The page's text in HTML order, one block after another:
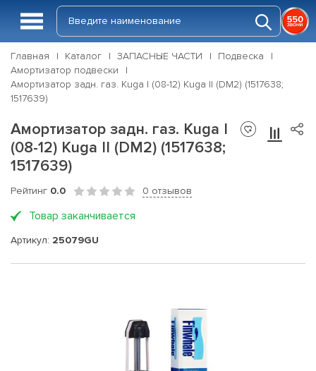
Главная Каталог ЗАПАСНЫЕ ЧАСТИ
Подвеска
Амортизатор подвески
Амортизатор задн. газ. Kuga I (08-12) Kuga II (DM2) (1517638;
1517639)
Амортизатор задн. газ. Kuga I
(08-12) Kuga II (DM2) (1517638;
1517639)
Рейтинг 0.0 0 отзывов
Товар заканчивается
Артикул: 25079GU